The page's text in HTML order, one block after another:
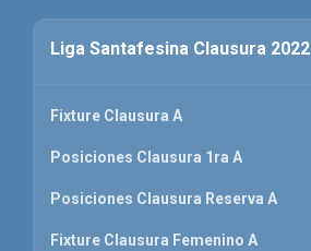
Liga Santafesina Clausura 2022
Fixture Clausura A
Posiciones Clausura 1ra A
Posiciones Clausura Reserva A
Fixture Clausura Femenino A